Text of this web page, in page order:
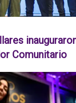
Comunitario